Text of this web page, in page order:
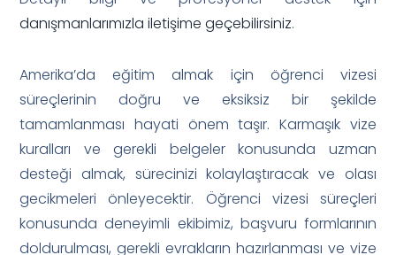
danışmanlarımızla iletişime geçebilirsiniz.
Amerika’da eğitim almak için öğrenci vizesi
süreçlerinin doğru ve eksiksiz bir şekilde
tamamlanması hayati önem taşır. Karmaşık vize
kuralları ve gerekli belgeler konusunda uzman
desteği almak, sürecinizi kolaylaştıracak ve olası
gecikmeleri önleyecektir. Öğrenci vizesi süreçleri
konusunda deneyimli ekibimiz, başvuru formlarının
doldurulması, gerekli evrakların hazırlanması ve vize